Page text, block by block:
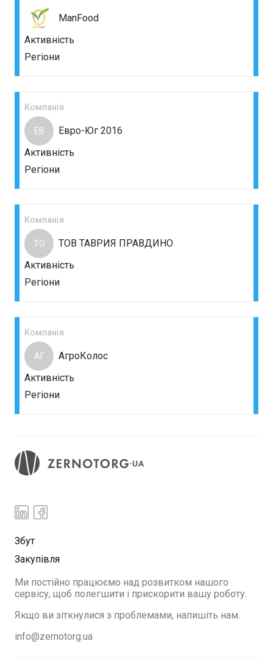
ManFood
Активність
Регіони
Компанія
ЕВ
Евро-Юг 2016
Активність
Регіони
Компанія
ТО
ТОВ ТАВРИЯ ПРАВДИНО
Активність
Регіони
Компанія
АГ
АгроКолос
Активність
Регіони
Збут
Закупівля
Ми постійно працюємо над розвитком нашого
сервісу, щоб полегшити і прискорити вашу роботу.
Якщо ви зіткнулися з проблемами, напишіть нам.
info@zernotorg.ua